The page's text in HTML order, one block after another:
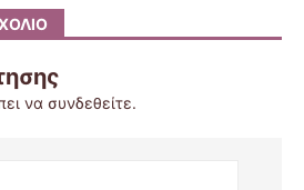
να συνδεθείτε.